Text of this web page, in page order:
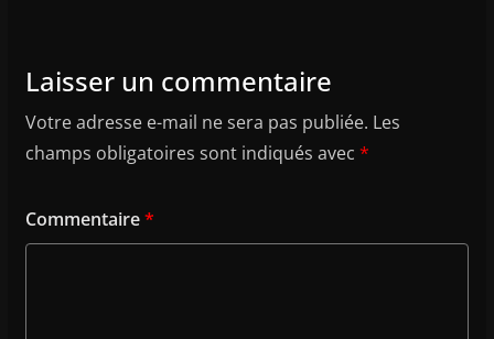
Laisser un commentaire
Votre adresse e-mail ne sera pas publiée. Les
champs obligatoires sont indiqués avec *
Commentaire*